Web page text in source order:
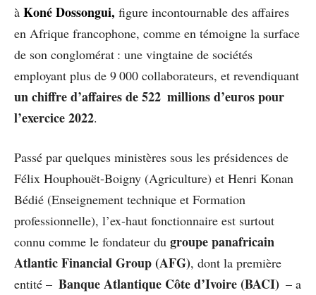
à Koné Dossongui, figure incontournable des affaires
en Afrique francophone, comme en témoigne la surface
de son conglomérat : une vingtaine de sociétés
employant plus de 9 000 collaborateurs, et revendiquant
un chiffre d’affaires de 522 millions d’euros pour
l’exercice 2022.
Passé par quelques ministères sous les présidences de
Félix Houphouët-Boigny (Agriculture) et Henri Konan
Bédié (Enseignement technique et Formation
professionnelle), l’ex-haut fonctionnaire est surtout
connu comme le fondateur du groupe panafricain
Atlantic Financial Group (AFG), dont la première
entité – Banque Atlantique Côte d’Ivoire (BACI) – a